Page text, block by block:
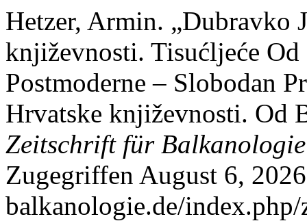
Hetzer, Armin. „Dubravko
književnosti. Tisućljeće Od
Postmoderne – Slobodan
Hrvatske književnosti. Od
Zeitschrift für Balkanologie
Zugegriffen August 6,
balkanologie.de/